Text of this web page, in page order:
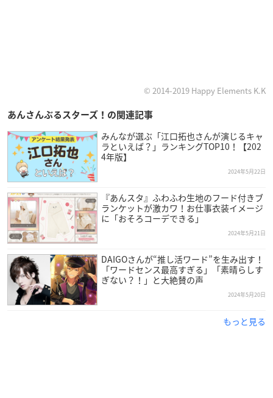
© 2014-2019 Happy Elements K.K
あんさんぶるスターズ！の関連記事
みんなが選ぶ「江口拓也さんが演じるキャ
ラといえば？」ランキングTOP10！【202
4年版】
2024年5月22日
『あんスタ』ふわふわ生地のフード付きブ
ランケットが激カワ！お仕事衣装イメージ
に「おそろコーデできる」
2024年5月21日
DAIGOさんが“推し活ワード”を生み出す！
「ワードセンス最高すぎる」「素晴らしす
ぎない？！」と大絶賛の声
2024年5月20日
もっと見る